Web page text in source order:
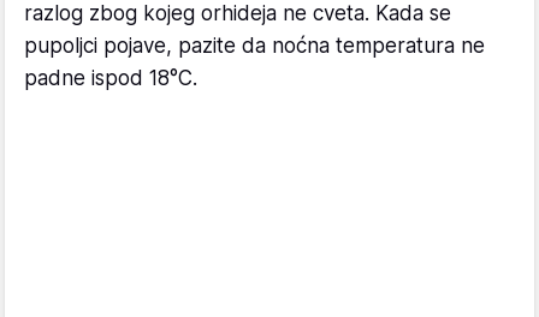
razlog zbog kojeg orhideja ne cveta. Kada se
pupoljci pojave, pazite da noćna temperatura ne
padne ispod 18°C.